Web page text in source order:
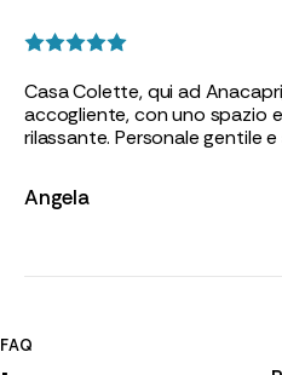
Casa Colette, qui ad
accogliente, con uno spazio
rilassante. Personale gentile
Angela
FAQ